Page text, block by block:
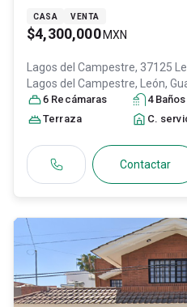
CASA VENTA
$4,300,000 MXN
Lagos del Campestre, 37125
Lagos del Campestre,
León,
ID:30821816
6 Recámaras 4 Baños
Terraza C.
Contactar